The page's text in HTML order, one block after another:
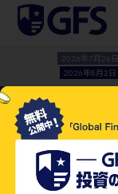
2026年7月26日
2026年8月2日
- お